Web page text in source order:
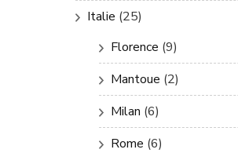
Italie (25)
Florence (9)
Mantoue (2)
Milan (6)
Rome (6)